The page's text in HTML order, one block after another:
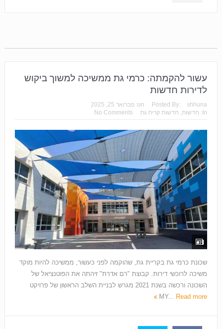
עשור להקמתה: כרמי גת ממשיכה למשוך ביקוש
לדירות חדשות
Posted By: shhuna
on: פברואר 25, 2025
In: חדשות, חדשות קרית גת No Comments
שכונת כרמי גת בקריית גת, שהוקמה לפני כעשור, ממשיכה להיות מוקד
משיכה לרוכשי דירות. קבוצת "רם אדרת" זיהתה את הפוטנציאל של
השכונה ורכשה בשנת 2021 מגרש לבניית השלב הראשון של פרויקט
MY... Read more